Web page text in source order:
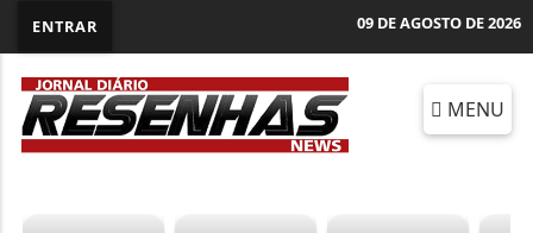
ENTRAR 09 DE AGOSTO DE 2026
MENU